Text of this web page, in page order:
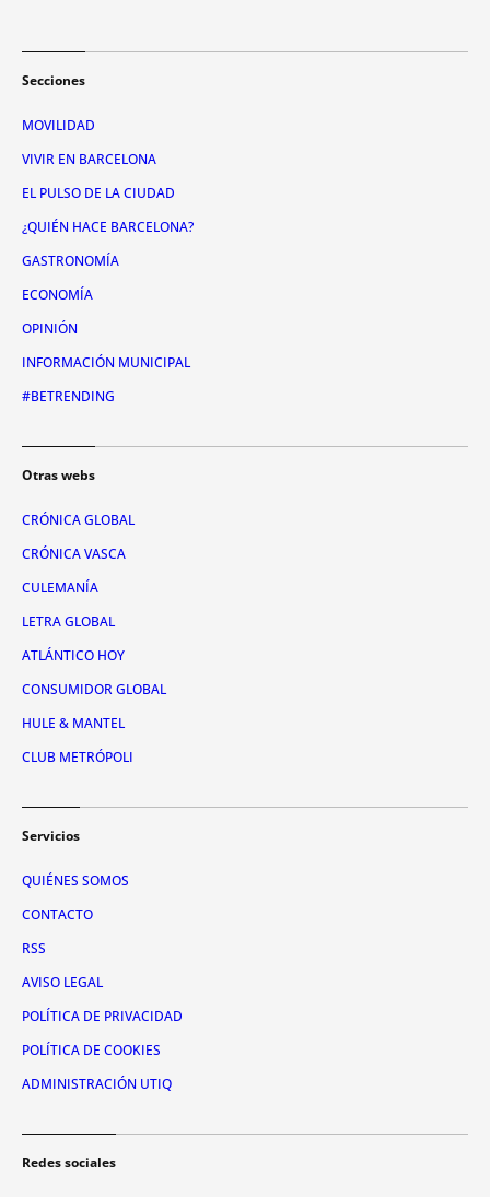
Secciones
MOVILIDAD
VIVIR EN BARCELONA
EL PULSO DE LA CIUDAD
¿QUIÉN HACE BARCELONA?
GASTRONOMÍA
ECONOMÍA
OPINIÓN
INFORMACIÓN MUNICIPAL
#BETRENDING
Otras webs
CRÓNICA GLOBAL
CRÓNICA VASCA
CULEMANÍA
LETRA GLOBAL
ATLÁNTICO HOY
CONSUMIDOR GLOBAL
HULE & MANTEL
CLUB METRÓPOLI
Servicios
QUIÉNES SOMOS
CONTACTO
RSS
AVISO LEGAL
POLÍTICA DE PRIVACIDAD
POLÍTICA DE COOKIES
ADMINISTRACIÓN UTIQ
Redes sociales